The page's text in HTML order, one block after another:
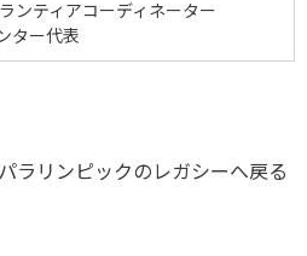
ンティアコーディネーター
ター代表
ラリンピックのレガシーへ戻る